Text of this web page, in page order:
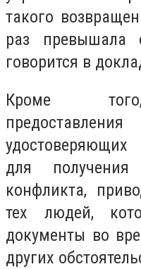
такого
раз превышала
говорится в
Кроме
для
конфликта,
тех людей,
документы во
других